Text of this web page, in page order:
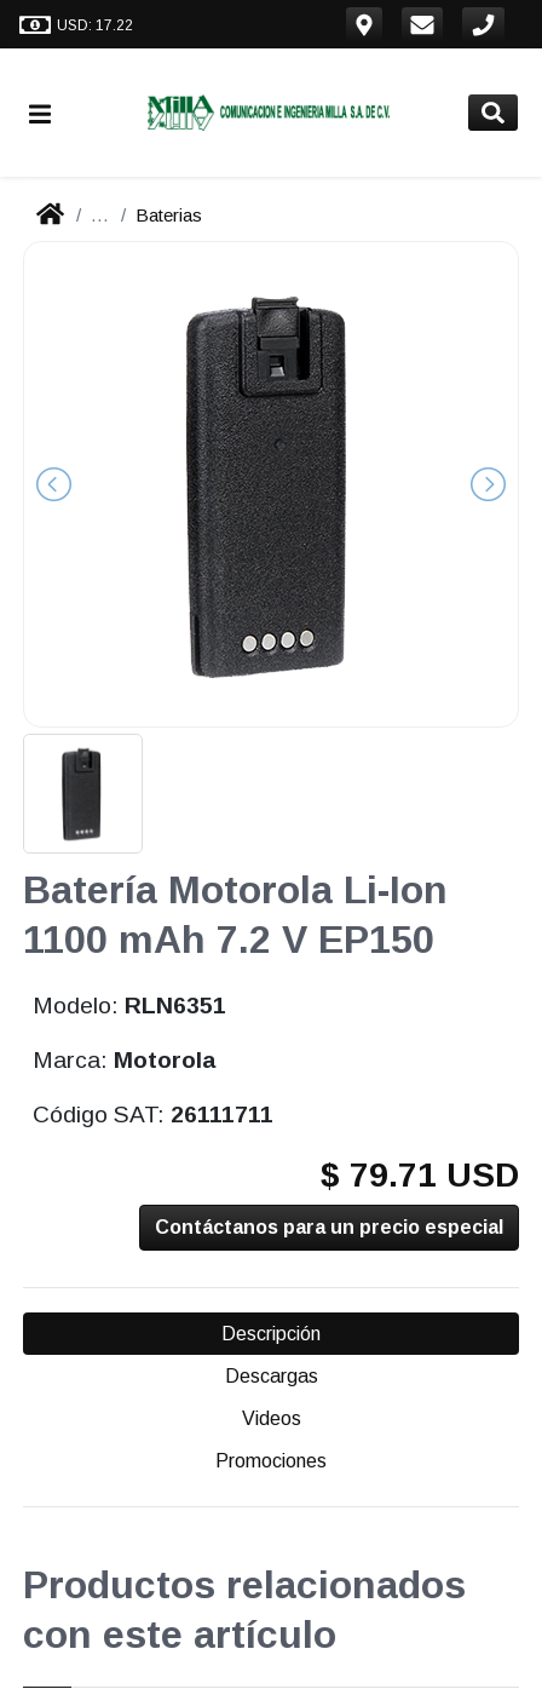
USD: 17.22
... Baterias
Batería Motorola Li-Ion
1100 mAh 7.2 V EP150
Modelo: RLN6351
Marca: Motorola
Código SAT: 26111711
$ 79.71 USD
Contáctanos para un precio especial
Descripción
Descargas
Videos
Promociones
Productos relacionados
con este artículo